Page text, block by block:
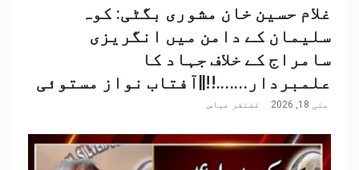
غلام حسین خان مشوری بگٹی: کوہ
سلیمان کے دامن میں انگریزی
سامراج کے خلاف جہاد کا
علمبردار…….!!||آفتاب نواز مستوئی
مئی 18, 2026 غضنفر عباس